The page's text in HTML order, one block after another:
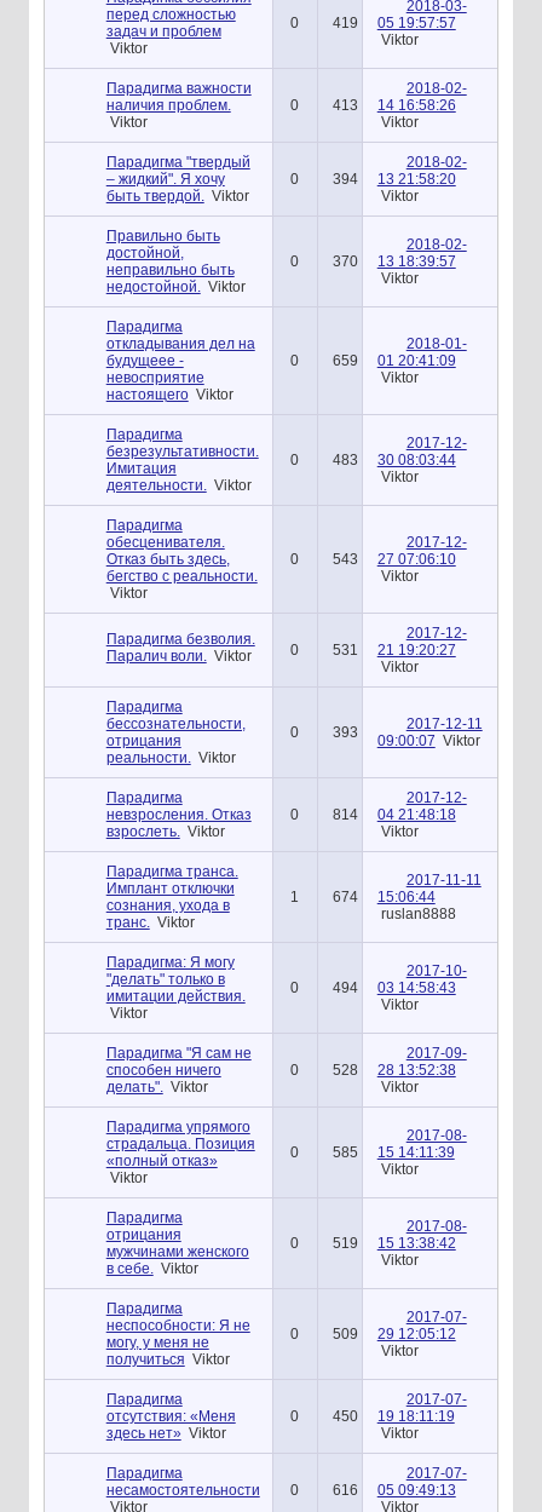
перед сложностью
задач и проблем
Viktor
0 419
2018-03-
05 19:57:57
Viktor
Парадигма важности
наличия проблем.
Viktor
0 413
2018-02-
14 16:58:26
Viktor
Парадигма "твердый
– жидкий". Я хочу
быть твердой.
Viktor
0 394
2018-02-
13 21:58:20
Viktor
Правильно быть
достойной,
неправильно быть
недостойной.
Viktor
0 370
2018-02-
13 18:39:57
Viktor
Парадигма
откладывания дел на
будущеее -
невосприятие
настоящего Viktor
0 659
2018-01-
01 20:41:09
Viktor
Парадигма
безрезультативности.
Имитация
деятельности.
Viktor
0 483
2017-12-
30 08:03:44
Viktor
Парадигма
обесценивателя.
Отказ быть здесь,
бегство с реальности.
Viktor
0 543
2017-12-
27 07:06:10
Viktor
Парадигма безволия.
Паралич воли.
Viktor 0 531
2017-12-
21 19:20:27
Viktor
Парадигма
бессознательности,
отрицания
реальности.
Viktor
0 393
2017-12-11
09:00:07 Viktor
Парадигма
невзросления. Отказ
взрослеть.
Viktor
0 814
2017-12-
04 21:48:18
Viktor
Парадигма транса.
Имплант отключки
сознания, ухода в
транс.
Viktor
1 674
2017-11-11
15:06:44
ruslan8888
Парадигма: Я могу
"делать" только в
имитации действия.
Viktor
0 494
2017-10-
03 14:58:43
Viktor
Парадигма "Я сам не
способен ничего
делать".
Viktor
0 528
2017-09-
28 13:52:38
Viktor
Парадигма упрямого
страдальца. Позиция
«полный отказ»
Viktor
0 585
2017-08-
15 14:11:39
Viktor
Парадигма
отрицания
мужчинами женского
в себе.
Viktor
0 519
2017-08-
15 13:38:42
Viktor
Парадигма
неспособности: Я не
могу, у меня не
получиться Viktor
0 509
2017-07-
29 12:05:12
Viktor
Парадигма
отсутствия: «Меня
здесь нет» Viktor
0 450
2017-07-
19 18:11:19
Viktor
Парадигма
несамостоятельности
Viktor
0 616
2017-07-
05 09:49:13
Viktor